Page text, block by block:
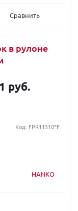
Сравнить
в рулоне
HANKO
руб.
Код: FPR11510*F